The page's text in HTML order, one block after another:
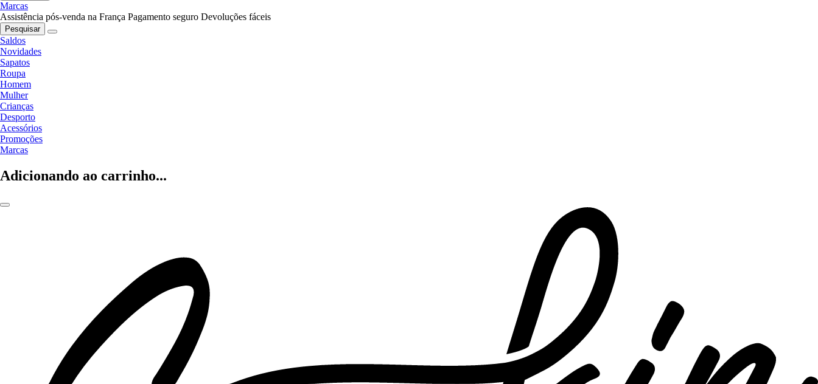
Marcas
Assistência pós-venda na França Pagamento seguro Devoluções fáceis
Pesquisar
Saldos
Novidades
Sapatos
Roupa
Homem
Mulher
Crianças
Desporto
Acessórios
Promoções
Marcas
Adicionando ao carrinho...